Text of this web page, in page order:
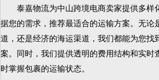
泰嘉物流为中山跨境电商卖家提供多样
据您的需求，推荐最适合的运输方案。无论
道，还是经济的海运渠道，我们都能为您找
案。同时，我们提供透明的费用结构和实时
时掌握包裹的运输状态。